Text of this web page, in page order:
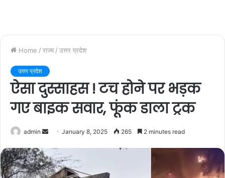
Home / राज्य / उत्तर प्रदेश
उत्तर प्रदेश
ऐसा दुस्साहस ! टच होने पर भड़क
गए बाइक सवार, फूंक डाला ट्रक
admin
n
d
January 8, 2025 265 2 minutes read